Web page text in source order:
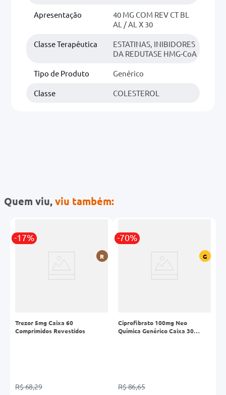
Apresentação
40 MG COM REV CT BL
AL / AL X 30
Classe Terapêutica
ESTATINAS, INIBIDORES
DA REDUTASE HMG-CoA
Tipo de Produto Genérico
Classe COLESTEROL
Quem viu,viu também:
-17%
R
Trezor 5mg Caixa 60
Comprimidos Revestidos
R$ 68,29
-70%
G
Ciprofibrato 100mg Neo
Química Genérico Caixa 30
R$ 86,65